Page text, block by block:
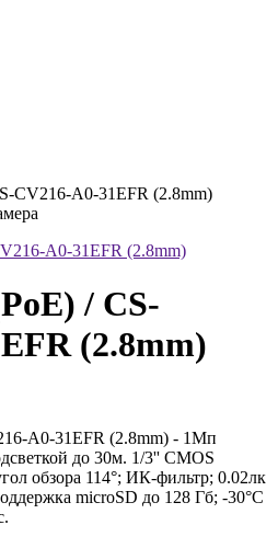
CV216-A0-31EFR (2.8mm)
/ CS-
(2.8mm)
A0-31EFR (2.8mm) - 1Мп
до 30м. 1/3'' CMOS
обзора 114°; ИК-фильтр; 0.02лк
microSD до 128 Гб; -30°C